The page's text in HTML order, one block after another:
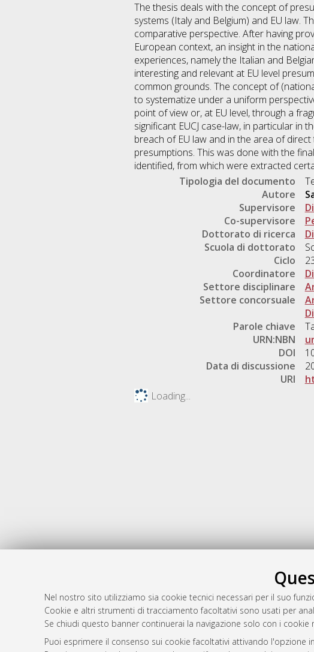
Nel nostro sito utilizziamo sia cookie tecnici necessari per il suo
Cookie e altri strumenti di tracciamento facoltativi sono usati per
Se chiudi questo banner continuerai la navigazione solo con i cookie
Puoi esprimere il consenso sui cookie facoltativi attivando l'opzione
The thesis deals with the concept of
systems (Italy and Belgium) and EU law.
comparative perspective. After having
European context, an insight in the
experiences, namely the Italian and
interesting and relevant at EU level
common grounds. The concept of
to systematize under a uniform
point of view or, at EU level, through a
significant EUCJ case-law, in particular in
breach of EU law and in the area of
presumptions. This was done with the
identified, from which were extracted
Tipologia del documento
Autore
Supervisore
Co-supervisore
Dottorato di ricerca
Scuola di dottorato
Ciclo
Coordinatore
Settore disciplinare
Settore concorsuale
Parole chiave
URN:NBN
DOI
Data di discussione
URI
Loading...
Atom
Rss 1.0
Rss 2.0
AMS Dottorato
ISSN: 2038-7946
Servizio implementato
Impostazioni Cookie